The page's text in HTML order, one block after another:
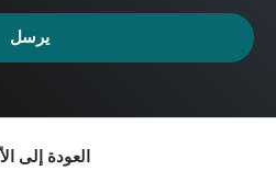
يرسل
العودة إلى